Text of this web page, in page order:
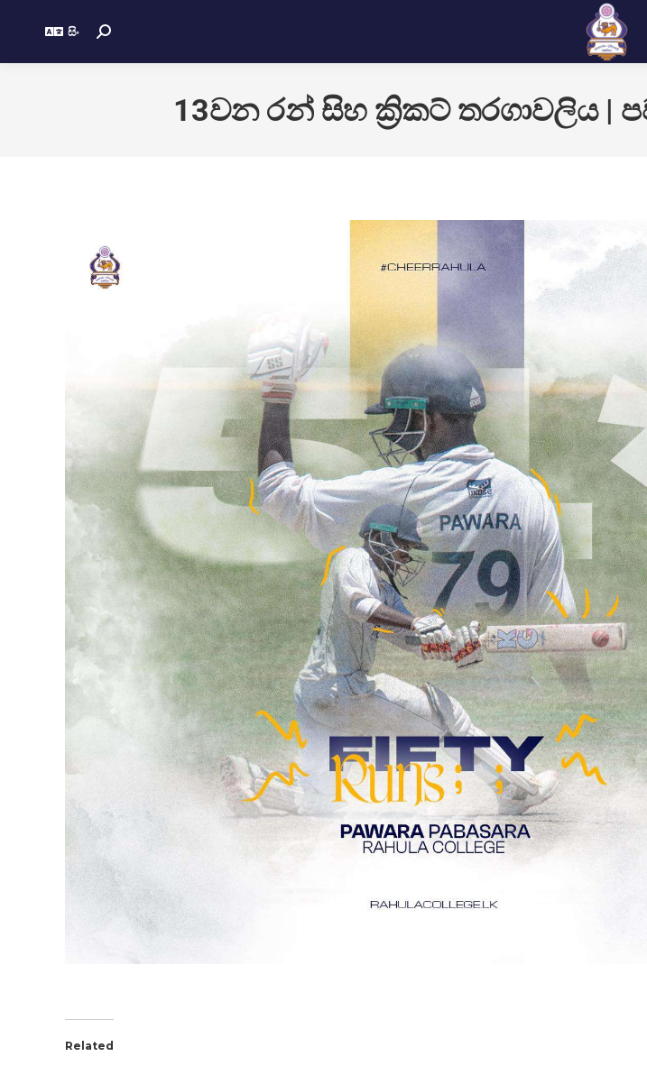
සිං
13වන රන් සිහ ක්‍රිකට් තරගාවලිය |
Related